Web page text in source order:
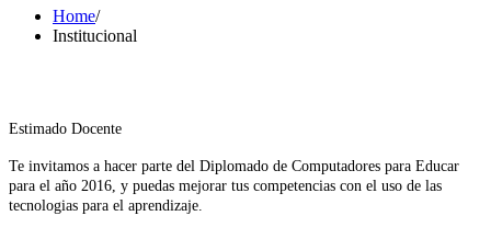
Home/
Institucional
Estimado Docente
Te invitamos a hacer parte del Diplomado de Computadores para Educar
para el año 2016, y puedas mejorar tus competencias con el uso de las
tecnologias para el aprendizaje.